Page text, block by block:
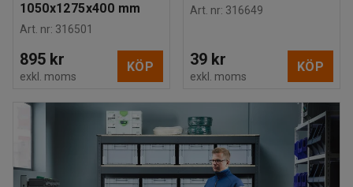
1050x1275x400 mm
Art. nr: 316501
895 kr
exkl. moms
KÖP
Art. nr: 316649
39 kr
exkl. moms
KÖP